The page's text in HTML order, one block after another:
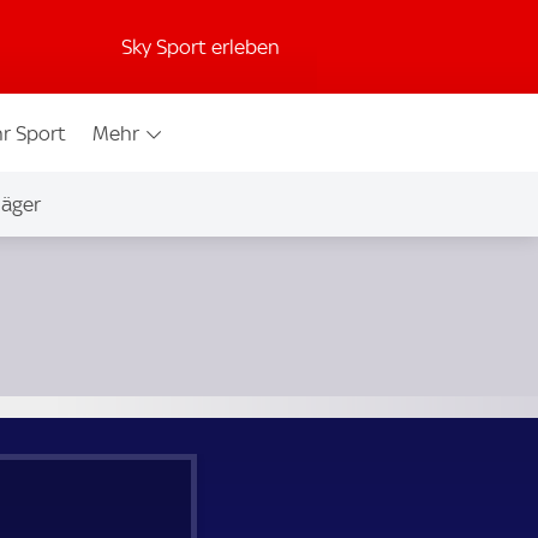
Sky Sport erleben
Sport Mehr